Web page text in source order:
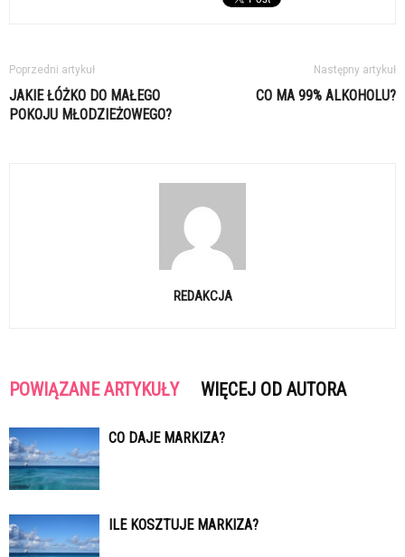
Poprzedni artykuł
JAKIE ŁÓŻKO DO MAŁEGO
POKOJU MŁODZIEŻOWEGO?
Następny artykuł
CO MA 99% ALKOHOLU?
REDAKCJA
POWIĄZANE ARTYKUŁY WIĘCEJ OD AUTORA
CO DAJE MARKIZA?
ILE KOSZTUJE MARKIZA?